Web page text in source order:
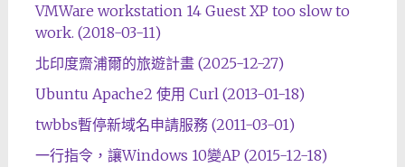
VMWare workstation 14 Guest XP too slow to
work. (2018-03-11)
北印度齋浦爾的旅遊計畫 (2025-12-27)
Ubuntu Apache2 使用 Curl (2013-01-18)
twbbs暫停新域名申請服務 (2011-03-01)
一行指令，讓Windows 10變AP (2015-12-18)